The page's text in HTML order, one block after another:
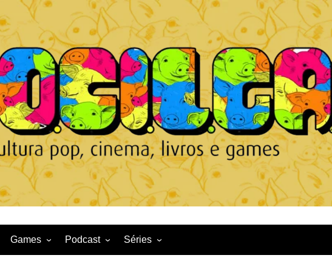
Games Podcast Séries